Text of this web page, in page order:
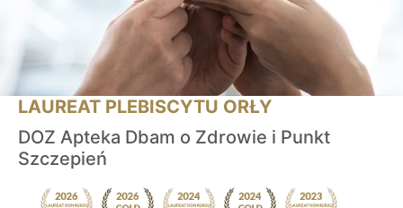
LAUREAT PLEBISCYTU ORŁY
DOZ Apteka Dbam o Zdrowie i Punkt
Szczepień